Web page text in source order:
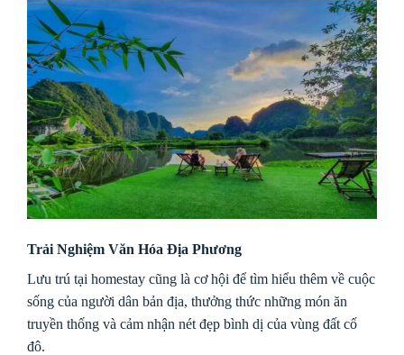
Trải Nghiệm Văn Hóa Địa Phương
Lưu trú tại homestay cũng là cơ hội để tìm hiểu thêm về cuộc
sống của người dân bản địa, thưởng thức những món ăn
truyền thống và cảm nhận nét đẹp bình dị của vùng đất cố
đô.